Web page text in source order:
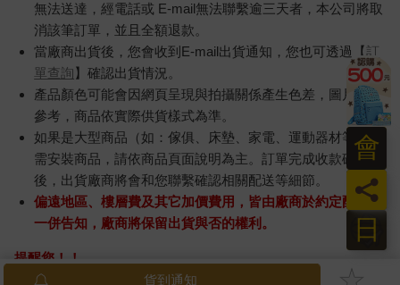
無法送達，經電話或 E-mail無法聯繫逾三天者，本公司將取
消該筆訂單，並且全額退款。
當廠商出貨後，您會收到E-mail出貨通知，您也可透過【訂
單查詢】確認出貨情況。
產品顏色可能會因網頁呈現與拍攝關係產生色差，圖片僅供
參考，商品依實際供貨樣式為準。
如果是大型商品（如：傢俱、床墊、家電、運動器材等）及
需安裝商品，請依商品頁面說明為主。訂單完成收款確認
後，出貨廠商將會和您聯繫確認相關配送等細節。
偏遠地區、樓層費及其它加價費用，皆由廠商於約定配送時
一併告知，廠商將保留出貨與否的權利。
提醒您！！
金石堂及銀行均不會請您操作ATM! 如接獲電話要求您前往
貨到通知
日
員
會